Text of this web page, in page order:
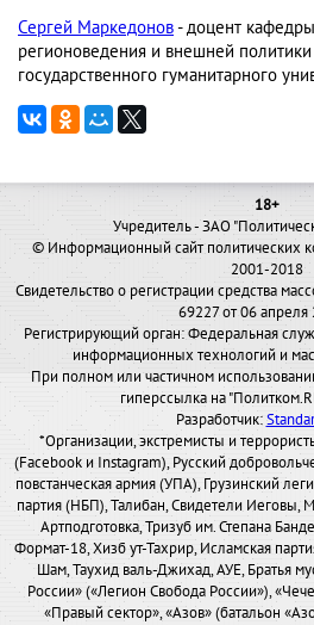
Сергей Маркедонов- доцент
регионоведения и внешней политики
государственного гуманитарного
18+
Учредитель - ЗАО
© Информационный сайт политических
2001-2018
Свидетельство о регистрации средства
69227 от 06 апреля
Регистрирующий орган: Федеральная
информационных технологий и
При полном или частичном
гиперссылка на
Разработчик:
*Организации, экстремисты и
(Facebook и Instagram), Русский
повстанческая армия (УПА), Грузинский
партия (НБП), Талибан, Свидетели Иеговы,
Артподготовка, Тризуб им. Степана
Формат-18, Хизб ут-Тахрир, Исламская
Шам, Таухид валь-Джихад, АУЕ, Братья
России» («Легион Свобода России»),
«Правый сектор», «Азов» (батальон